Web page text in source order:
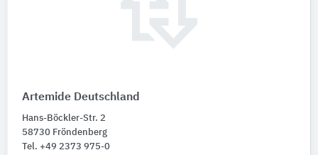
Artemide Deutschland
Hans-Böckler-Str. 2
58730 Fröndenberg
Tel. +49 2373 975-0